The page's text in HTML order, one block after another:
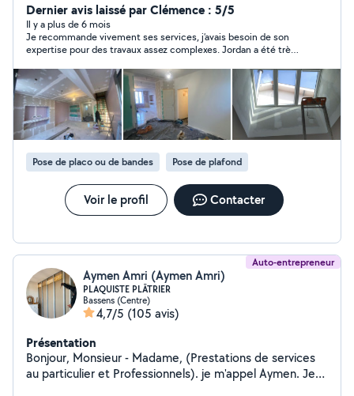
générale, la pose de carrelage, de placo plâtre, de
parquet, la réparation de murs en pierre à la chaux..
Chaque projet débute par une visite gratuite et sans
engagement pour vous conseiller et personnaliser notre
intervention. Cela me permet d'offrir des solutions
adaptées et des conseils personnalisés pour garantir le
succès de votre projet. Pour les demandes en privé,
merci de choisir les catégories suivantes : Carrelage,
Plâtrerie, Architecte main d'œuvre, Artisan tout corps
d'état. Toute autre catégorie ne me permettra pas de
vous répondre car elles sortent des services que j'ai
sélectionnés sur l'application. Contactez-nous pour
échanger sur vos besoins !
Dernier avis laissé par Clémence : 5/5
Il y a plus de 6 mois
Je recommande vivement ses services, j’avais besoin de son
expertise pour des travaux assez complexes. Jordan a été très
Vous pouvez y aller les yeux fermés 💪🏼
Pose de placo ou de bandes Pose de plafond
Voir le profil Contacter
Auto-entrepreneur
Aymen Amri (Aymen Amri)
PLAQUISTE PLÂTRIER
Bassens (Centre)
4,7/5 (105 avis)
Présentation
Bonjour, Monsieur - Madame, (Prestations de services
au particulier et Professionnels). je m'appel Aymen. Je